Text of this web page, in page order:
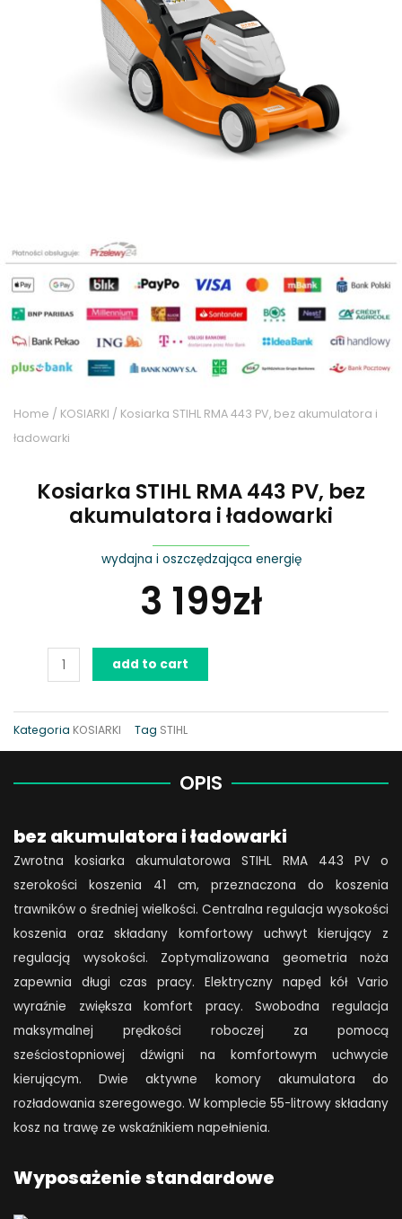
Home / KOSIARKI / Kosiarka STIHL RMA 443 PV, bez akumulatora i
ładowarki
Kosiarka STIHL RMA 443 PV, bez
akumulatora i ładowarki
wydajna i oszczędzająca energię
3 199zł
Kosiarka
ładowarki
quantity
add to cart
Kategoria KOSIARKI Tag STIHL
OPIS
bez akumulatora i ładowarki
Zwrotna kosiarka akumulatorowa STIHL RMA 443 PV o
szerokości koszenia 41 cm, przeznaczona do koszenia
trawników o średniej wielkości. Centralna regulacja wysokości
koszenia oraz składany komfortowy uchwyt kierujący z
regulacją wysokości. Zoptymalizowana geometria noża
zapewnia długi czas pracy. Elektryczny napęd kół Vario
wyraźnie zwiększa komfort pracy. Swobodna regulacja
maksymalnej prędkości roboczej za pomocą
sześciostopniowej dźwigni na komfortowym uchwycie
kierującym. Dwie aktywne komory akumulatora do
rozładowania szeregowego. W komplecie 55-litrowy składany
kosz na trawę ze wskaźnikiem napełnienia.
Wyposażenie standardowe